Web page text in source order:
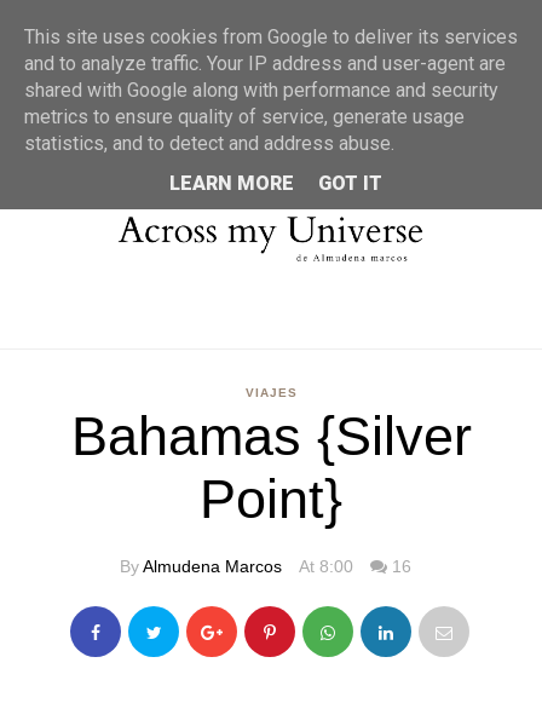
MENU
VIAJES
Bahamas {Silver
Point}
ByAlmudena Marcos At 8:00 16
This site uses cookies from Google to deliver its services
and to analyze traffic. Your IP address and user-agent are
shared with Google along with performance and security
metrics to ensure quality of service, generate usage
statistics, and to detect and address abuse.
LEARN MORE
GOT IT